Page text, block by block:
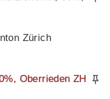
Zürich
Oberrieden ZH